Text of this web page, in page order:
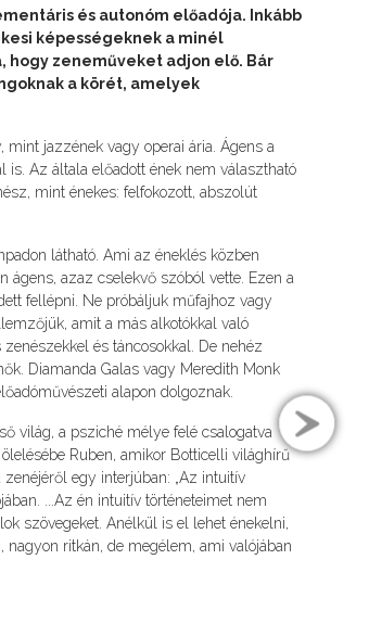
és autonóm előadója. Inkább
képességeknek a minél
hogy zeneműveket adjon elő. Bár
a körét, amelyek
jazzének vagy operai ária. Ágens a
is. Az általa előadott ének nem választható
mint énekes: felfokozott, abszolút
látható. Ami az éneklés közben
ágens, azaz cselekvő szóból vette. Ezen a
fellépni. Ne próbáljuk műfajhoz vagy
amit a más alkotókkal való
és táncosokkal. De nehéz
Diamanda Galas vagy Meredith Monk
alapon dolgoznak.
világ, a psziché mélye felé csalogatva
Ruben, amikor Botticelli világhírű
egy interjúban: „Az intuitív
...Az én intuitív történeteimet nem
szövegeket. Anélkül is el lehet énekelni,
ritkán, de megélem, ami valójában